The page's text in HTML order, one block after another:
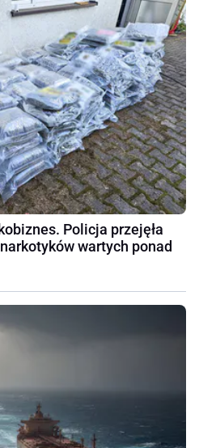
Policja przejęła
wartych ponad